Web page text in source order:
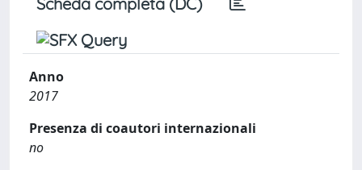
Anno
2017
Presenza di coautori internazionali
no